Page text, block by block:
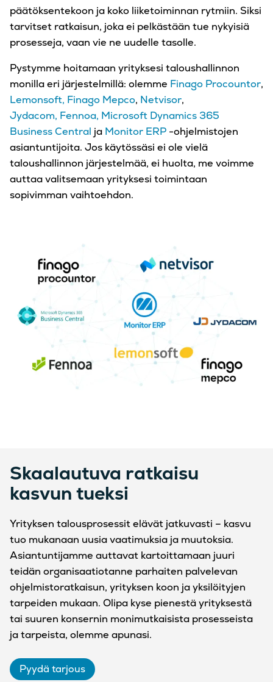
päätöksentekoon ja koko liiketoiminnan rytmiin. Siksi
tarvitset ratkaisun, joka ei pelkästään tue nykyisiä
prosesseja, vaan vie ne uudelle tasolle.
Pystymme hoitamaan yrityksesi taloushallinnon
monilla eri järjestelmillä: olemme Finago Procountor,
Lemonsoft, Finago Mepco, Netvisor,
Jydacom, Fennoa, Microsoft Dynamics 365
Business Central ja Monitor ERP -ohjelmistojen
asiantuntijoita. Jos käytössäsi ei ole vielä
taloushallinnon järjestelmää, ei huolta, me voimme
auttaa valitsemaan yrityksesi toimintaan
sopivimman vaihtoehdon.
Skaalautuva ratkaisu
kasvun tueksi
Yrityksen talousprosessit elävät jatkuvasti – kasvu
tuo mukanaan uusia vaatimuksia ja muutoksia.
Asiantuntijamme auttavat kartoittamaan juuri
teidän organisaatiotanne parhaiten palvelevan
ohjelmistoratkaisun, yrityksen koon ja yksilöityjen
tarpeiden mukaan. Olipa kyse pienestä yrityksestä
tai suuren konsernin monimutkaisista prosesseista
ja tarpeista, olemme apunasi.
Pyydä tarjous